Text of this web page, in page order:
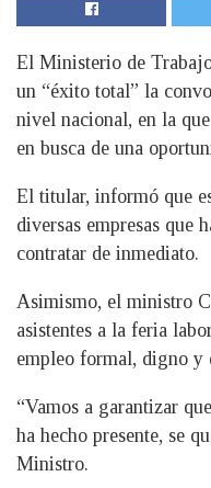
El Ministerio de
un “éxito total” la
nivel nacional, en la
en busca de una
El titular, informó que
diversas empresas que
contratar de inmediato.
Asimismo, el ministro
asistentes a la feria
empleo formal, digno y
“Vamos a garantizar
ha hecho presente, se
Ministro.